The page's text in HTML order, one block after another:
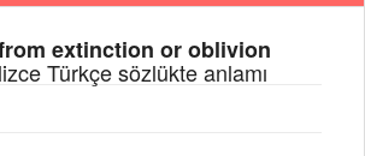
extinction or oblivion
Türkçe sözlükte anlamı